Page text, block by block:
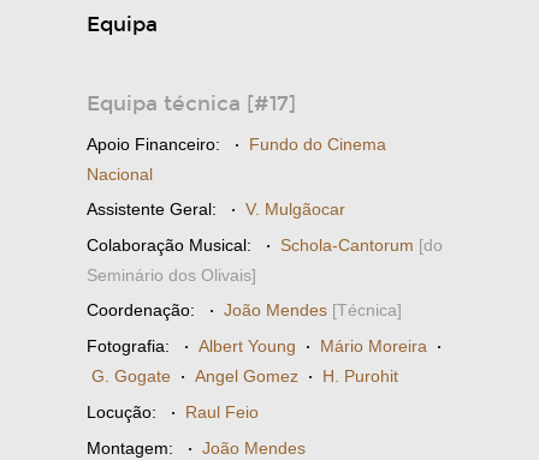
Equipa
Equipa técnica [#17]
Apoio Financeiro: · Fundo do Cinema
Nacional
Assistente Geral: · V. Mulgãocar
Colaboração Musical: · Schola-Cantorum [do
Seminário dos Olivais]
Coordenação: · João Mendes [Técnica]
Fotografia: · Albert Young · Mário Moreira ·
G. Gogate · Angel Gomez · H. Purohit
Locução: · Raul Feio
Montagem: · João Mendes